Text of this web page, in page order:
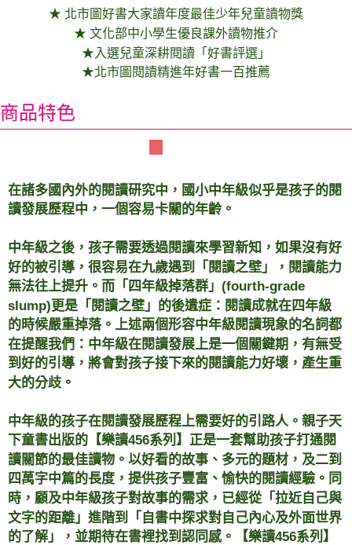
★ 北市圖好書大家讀年度最佳少年兒童讀物獎
★ 文化部中小學生優良課外讀物推介
★入選兒童深耕閱讀「好書評選」
★北市圖閱讀精進年好書一百推薦
商品特色
在諸多國內外的閱讀研究中，國小中年級似乎是孩子的閱
讀發展歷程中，一個容易卡關的年齡。
中年級之後，孩子需要透過閱讀來學習新知，如果沒有好
好的被引導，很容易在九歲遇到「閱讀之壁」，閱讀能力
無法往上提升。而「四年級掉落群」(fourth-grade
slump)更是「閱讀之壁」的後遺症：閱讀成就在四年級
的時候嚴重掉落。上述兩個形容中年級閱讀現象的名詞都
在提醒我們：中年級在閱讀發展上是一個關鍵期，有無受
到好的引導，將會對孩子接下來的閱讀能力好壞，產生重
大的分歧。
中年級的孩子在閱讀發展歷程上需要好的引路人。親子天
下童書出版的【樂讀456系列】正是一套幫助孩子打通閱
讀關節的最佳讀物。以好看的故事、多元的題材，及二到
四萬字中篇的長度，提供孩子豐富、愉快的閱讀經驗。同
時，顧及中年級孩子對故事的需求，已經從「拉近自己與
文字的距離」進階到「自書中探求對自己內心及外面世界
的了解」，並期待在書裡找到認同感。【樂讀456系列】